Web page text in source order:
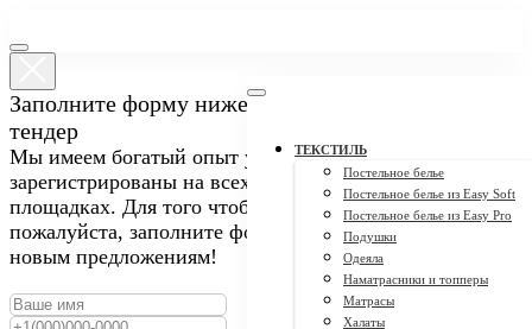
ТЕКСТИЛЬ
Постельное белье
Постельное белье из Easy Soft
Постельное белье из Easy Pro
Подушки
Одеяла
Наматрасники и топперы
Матрасы
Халаты
Заполните форму ниже, чтобы пригласить нас на
тендер
Мы имеем богатый опыт участия в закупках и
зарегистрированы на всех крупных тендерных
площадках. Для того чтобы пригласить нас на тендер,
пожалуйста, заполните форму ниже. Мы открыты к
новым предложениям!